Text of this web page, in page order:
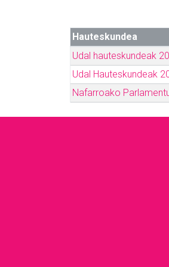
Hauteskundea
Udal hauteskundeak
Udal Hauteskundeak
Nafarroako